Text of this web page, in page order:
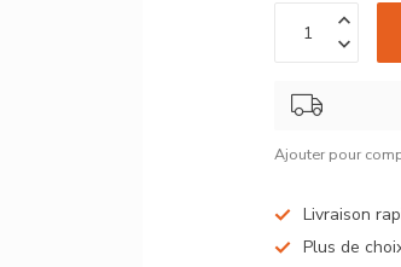
Ajouter pour
Livraison
Plus de